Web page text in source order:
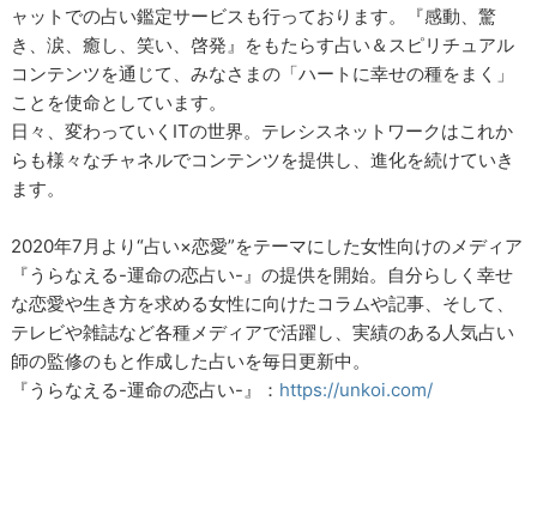
ャットでの占い鑑定サービスも行っております。『感動、驚
き、涙、癒し、笑い、啓発』をもたらす占い＆スピリチュアル
コンテンツを通じて、みなさまの「ハートに幸せの種をまく」
ことを使命としています。
日々、変わっていくITの世界。テレシスネットワークはこれか
らも様々なチャネルでコンテンツを提供し、進化を続けていき
ます。
2020年7月より“占い×恋愛”をテーマにした女性向けのメディア
『うらなえる-運命の恋占い-』の提供を開始。自分らしく幸せ
な恋愛や生き方を求める女性に向けたコラムや記事、そして、
テレビや雑誌など各種メディアで活躍し、実績のある人気占い
師の監修のもと作成した占いを毎日更新中。
『うらなえる-運命の恋占い-』： https://unkoi.com/